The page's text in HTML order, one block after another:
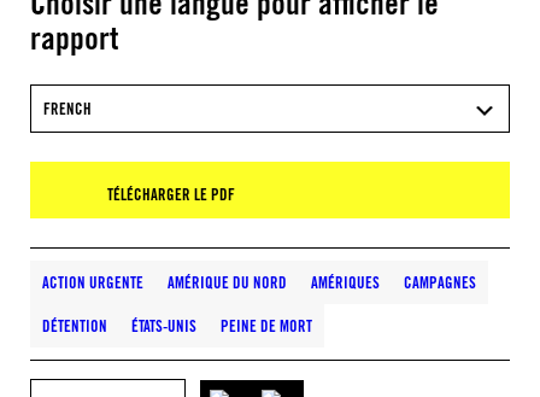
rapport
FRENCH
TÉLÉCHARGER LE PDF
ACTION URGENTE AMÉRIQUE DU NORD AMÉRIQUES CAMPAGNES
DÉTENTION ÉTATS-UNIS PEINE DE MORT